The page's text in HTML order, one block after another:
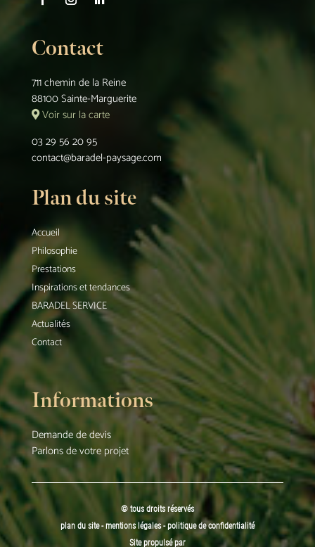
Contact
711 chemin de la Reine
88100 Sainte-Marguerite
Voir sur la carte
03 29 56 20 95
contact@baradel-paysage.com
Plan du site
Accueil
Philosophie
Prestations
Inspirations et tendances
BARADEL SERVICE
Actualités
Contact
Informations
Demande de devis
Parlons de votre projet
© tous droits réservés
plan du site-mentions légales -politique de confidentialité
Site propulsé par